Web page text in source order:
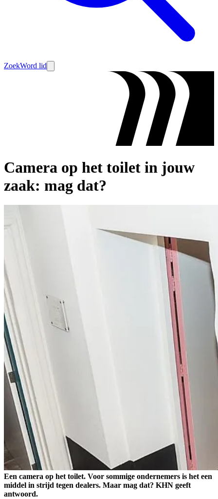
ZoekWord lid
Camera op het toilet in jouw
zaak: mag dat?
Een camera op het toilet. Voor sommige ondernemers is het een
middel in strijd tegen dealers. Maar mag dat? KHN geeft
antwoord.